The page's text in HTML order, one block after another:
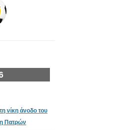
νίκη άνοδο του
Πατρών